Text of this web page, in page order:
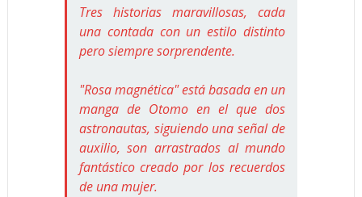
Tres historias maravillosas, cada
una contada con un estilo distinto
pero siempre sorprendente.
"Rosa magnética" está basada en un
manga de Otomo en el que dos
astronautas, siguiendo una señal de
auxilio, son arrastrados al mundo
fantástico creado por los recuerdos
de una mujer.